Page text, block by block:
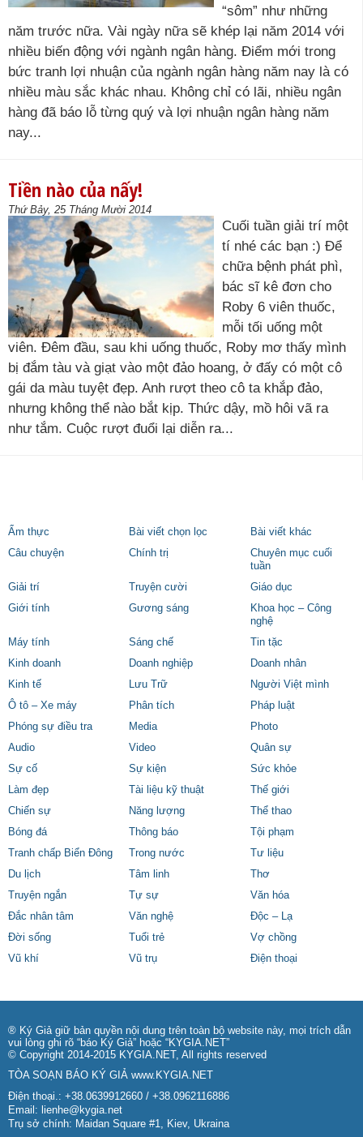
“sôm” như những
năm trước nữa. Vài ngày nữa sẽ khép lại năm 2014 với
nhiều biến động với ngành ngân hàng. Điểm mới trong
bức tranh lợi nhuận của ngành ngân hàng năm nay là có
nhiều màu sắc khác nhau. Không chỉ có lãi, nhiều ngân
hàng đã báo lỗ từng quý và lợi nhuận ngân hàng năm
nay...
Tiền nào của nấy!
Thứ Bảy, 25 Tháng Mười 2014
Cuối tuần giải trí một
tí nhé các bạn :) Để
chữa bệnh phát phì,
bác sĩ kê đơn cho
Roby 6 viên thuốc,
mỗi tối uống một
viên. Đêm đầu, sau khi uống thuốc, Roby mơ thấy mình
bị đắm tàu và giạt vào một đảo hoang, ở đấy có một cô
gái da màu tuyệt đẹp. Anh rượt theo cô ta khắp đảo,
nhưng không thể nào bắt kịp. Thức dậy, mồ hôi vã ra
như tắm. Cuộc rượt đuổi lại diễn ra...
Ẩm thực Bài viết chọn lọc
Bài viết khác
Câu chuyện
Chính trị
Chuyên mục cuối
tuần
Giải trí
Truyện cười
Giáo dục
Giới tính
Gương sáng
Khoa học – Công
nghệ
Máy tính
Sáng chế
Tin tặc
Kinh doanh
Doanh nghiệp
Doanh nhân
Kinh tế
Lưu Trữ
Người Việt mình
Ô tô – Xe máy
Phân tích
Pháp luật
Phóng sự điều tra
Media
Photo
Audio
Video
Quân sự
Sự cố
Sự kiện
Sức khỏe
Làm đẹp
Tài liệu kỹ thuật
Thế giới
Chiến sự
Năng lượng
Thể thao
Bóng đá
Thông báo
Tội phạm
Tranh chấp Biển Đông
Trong nước
Tư liệu
Du lịch
Tâm linh
Thơ
Truyện ngắn
Tự sự
Văn hóa
Đắc nhân tâm
Văn nghệ
Độc – Lạ
Đời sống
Tuổi trẻ
Vợ chồng
Vũ khí
Vũ trụ Điện thoại
® Ký Giả giữ bản quyền nội dung trên toàn bộ website này, mọi trích dẫn
vui lòng ghi rõ “báo Ký Giả” hoặc “KYGIA.NET”
© Copyright 2014-2015 KYGIA.NET, All rights reserved
TÒA SOẠN BÁO KÝ GIẢ www.KYGIA.NET
Điện thoại.: +38.0639912660 / +38.0962116886
Email: lienhe@kygia.net
Trụ sở chính: Maidan Square #1, Kiev, Ukraina